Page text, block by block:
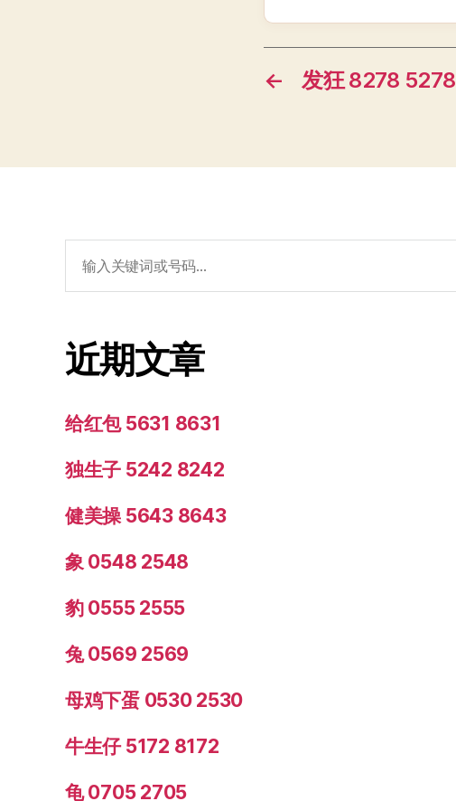
← 发狂 8278 5278
索：
近期文章
给红包 5631 8631
独生子 5242 8242
健美操 5643 8643
象 0548 2548
豹 0555 2555
兔 0569 2569
母鸡下蛋 0530 2530
牛生仔 5172 8172
龟 0705 2705